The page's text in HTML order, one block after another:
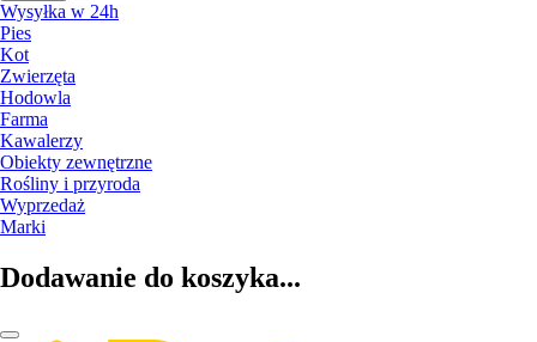
Wysyłka w 24h
Pies
Kot
Zwierzęta
Hodowla
Farma
Kawalerzy
Obiekty zewnętrzne
Rośliny i przyroda
Wyprzedaż
Marki
Dodawanie do koszyka...